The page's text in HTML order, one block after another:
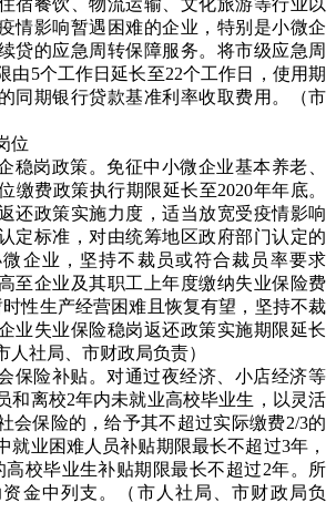
宿餐饮、物流运输、文化旅游等行业以
情影响暂遇困难的企业，特别是小微企
贷的应急周转保障服务。将市级应急周
由5个工作日延长至22个工作日，使用期
同期银行贷款基准利率收取费用。（市
位
稳岗政策。免征中小微企业基本养老、
缴费政策执行期限延长至2020年年底。
还政策实施力度，适当放宽受疫情影响
定标准，对由统筹地区政府部门认定的
企业，坚持不裁员或符合裁员率要求
至企业及其职工上年度缴纳失业保险费
性生产经营困难且恢复有望，坚持不裁
业失业保险稳岗返还政策实施期限延长
人社局、市财政局负责）
保险补贴。对通过夜经济、小店经济等
和离校2年内未就业高校毕业生，以灵活
会保险的，给予其不超过实际缴费2/3的
就业困难人员补贴期限最长不超过3年，
高校毕业生补贴期限最长不超过2年。所
金中列支。（市人社局、市财政局负